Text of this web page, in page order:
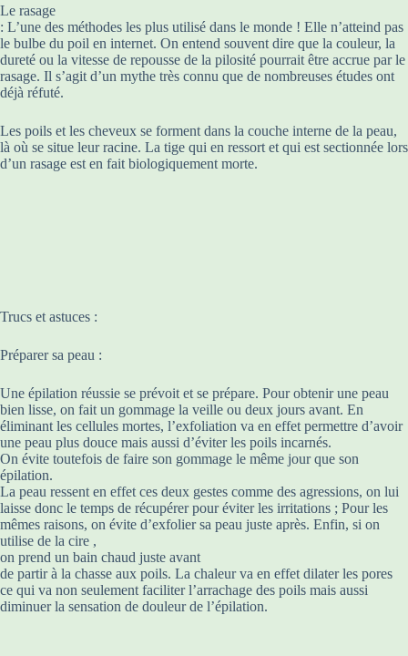
Le rasage
: L’une des méthodes les plus utilisé dans le monde ! Elle n’atteind pas
le bulbe du poil en internet. On entend souvent dire que la couleur, la
dureté ou la vitesse de repousse de la pilosité pourrait être accrue par le
rasage. Il s’agit d’un mythe très connu que de nombreuses études ont
déjà réfuté.
Les poils et les cheveux se forment dans la couche interne de la peau,
là où se situe leur racine. La tige qui en ressort et qui est sectionnée lors
d’un rasage est en fait biologiquement morte.
Trucs et astuces :
Préparer sa peau :
Une épilation réussie se prévoit et se prépare. Pour obtenir une peau
bien lisse, on fait un gommage la veille ou deux jours avant. En
éliminant les cellules mortes, l’exfoliation va en effet permettre d’avoir
une peau plus douce mais aussi d’éviter les poils incarnés.
On évite toutefois de faire son gommage le même jour que son
épilation.
La peau ressent en effet ces deux gestes comme des agressions, on lui
laisse donc le temps de récupérer pour éviter les irritations ; Pour les
mêmes raisons, on évite d’exfolier sa peau juste après. Enfin, si on
utilise de la cire ,
on prend un bain chaud juste avant
de partir à la chasse aux poils. La chaleur va en effet dilater les pores
ce qui va non seulement faciliter l’arrachage des poils mais aussi
diminuer la sensation de douleur de l’épilation.